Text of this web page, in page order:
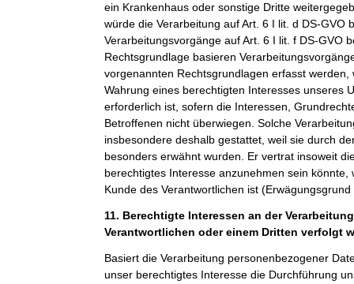
ein Krankenhaus oder sonstige Dritte
würde die Verarbeitung auf Art. 6 I lit. d DS-GVO
Verarbeitungsvorgänge auf Art. 6 I lit. f DS-GVO
Rechtsgrundlage basieren
vorgenannten Rechtsgrundlagen erfasst werden,
Wahrung eines berechtigten Interesses unseres
erforderlich ist, sofern die Interessen,
Betroffenen nicht überwiegen. Solche
insbesondere deshalb gestattet, weil sie durch
besonders erwähnt wurden. Er vertrat insoweit
berechtigtes Interesse anzunehmen sein
Kunde des Verantwortlichen ist
11. Berechtigte Interessen an der
Verantwortlichen oder einem Dritten verfolgt
Basiert die Verarbeitung personenbezogener
unser berechtigtes Interesse die Durchführung